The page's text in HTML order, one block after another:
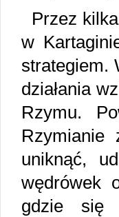
Przez
w
strategiem.
działania
Rzymu.
Rzymianie
uniknąć,
wędrówek
gdzie się